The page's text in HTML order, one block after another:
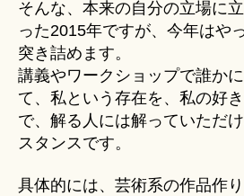
そんな、本来の自分の立場に
った2015年ですが、今年はや
突き詰めます。
講義やワークショップで誰か
て、私という存在を、私の好
で、解る人には解っていただ
スタンスです。
具体的には、芸術系の作品作